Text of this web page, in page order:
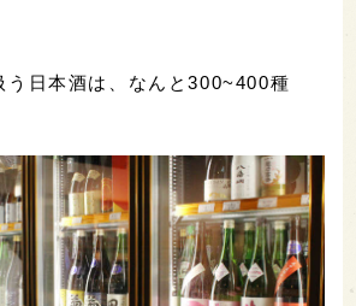
う日本酒は、なんと300~400種